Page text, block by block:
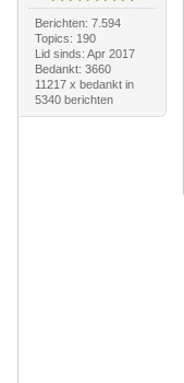
Berichten: 7.594
Topics: 190
Lid sinds: Apr 2017
Bedankt: 3660
11217 x bedankt in
5340 berichten